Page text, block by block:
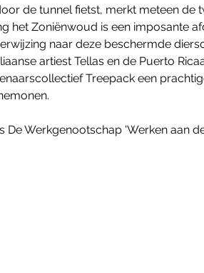
de tunnel fietst, merkt meteen de
het Zoniënwoud is een imposante
naar deze beschermde
artiest Tellas en de Puerto
Treepack een
De Werkgenootschap 'Werken aan